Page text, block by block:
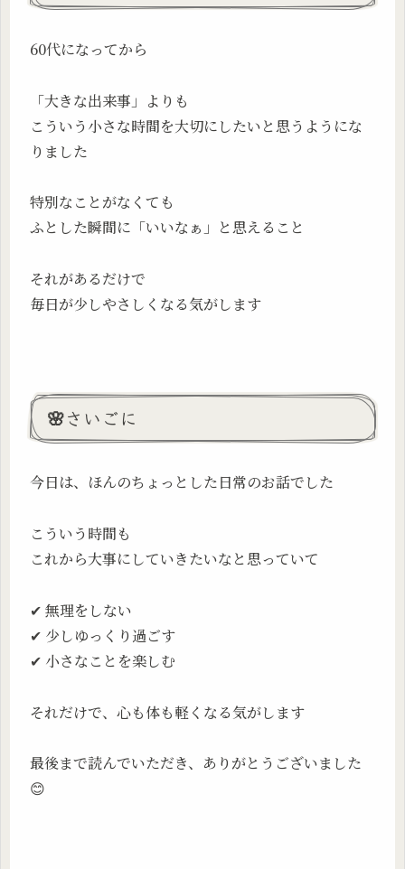
60代になってから
「大きな出来事」よりも
こういう小さな時間を大切にしたいと思うようにな
りました
特別なことがなくても
ふとした瞬間に「いいなぁ」と思えること
それがあるだけで
毎日が少しやさしくなる気がします
🌸さいごに
今日は、ほんのちょっとした日常のお話でした
こういう時間も
これから大事にしていきたいなと思っていて
✔ 無理をしない
✔ 少しゆっくり過ごす
✔ 小さなことを楽しむ
それだけで、心も体も軽くなる気がします
最後まで読んでいただき、ありがとうございました
😊